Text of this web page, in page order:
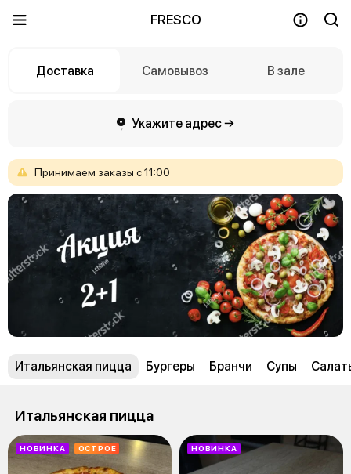
FRESCO
Доставка Самовывоз В зале
Укажите адрес →
Принимаем заказы с11:00
Итальянская пицца Бургеры Бранчи Супы
Итальянская пицца
НОВИНКА ОСТРОЕ НОВИНКА